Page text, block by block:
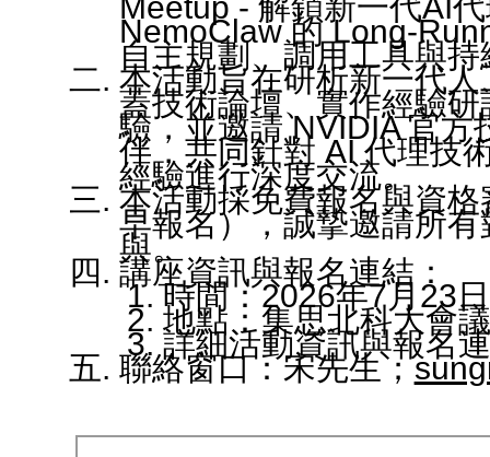
介
教
士
招
國
獎
NemoClaw 的 Long-
自主規劃、調用工具與
本活動旨在研析新一代
蓋技術論壇、實作經驗
驗，並邀請 NVIDIA 官方
伴，共同針對 AI 代理技
經驗進行深度交流。
本活動採免費報名與資
早報名），誠摯邀請所
與。
講座資訊與報名連結：
時間：2026年7月23
地點：集思北科大會
詳細活動資訊與報名
聯絡窗口：宋先生；